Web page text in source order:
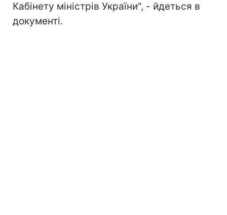
Кабінету міністрів України", - йдеться в
документі.